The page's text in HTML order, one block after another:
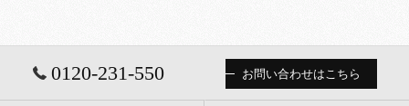
0120-231-550 お問い合わせはこちら